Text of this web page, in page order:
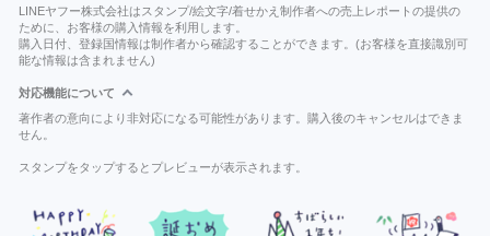
LINEヤフー株式会社はスタンプ/絵文字/着せかえ制作者への売上レポートの提供の
ために、お客様の購入情報を利用します。
購入日付、登録国情報は制作者から確認することができます。(お客様を直接識別可
能な情報は含まれません)
対応機能について
著作者の意向により非対応になる可能性があります。購入後のキャンセルはできま
せん。
スタンプをタップするとプレビューが表示されます。